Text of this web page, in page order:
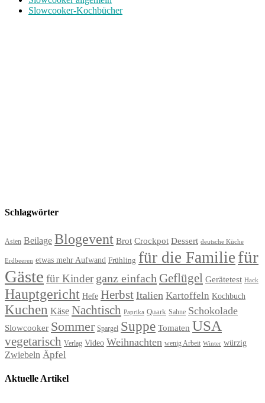
Slowcooker-Kochbücher
Schlagwörter
Asien Beilage Blogevent Brot Crockpot Dessert deutsche Küche
Erdbeeren etwas mehr Aufwand Frühling für die Familie für
Gäste für Kinder ganz einfach Geflügel Gerätetest Hack
Hauptgericht Hefe Herbst Italien Kartoffeln Kochbuch
Kuchen Käse Nachtisch Paprika Quark Sahne Schokolade
Slowcooker Sommer Spargel Suppe Tomaten USA
vegetarisch Verlag Video Weihnachten wenig Arbeit Winter würzig
Zwiebeln Äpfel
Aktuelle Artikel